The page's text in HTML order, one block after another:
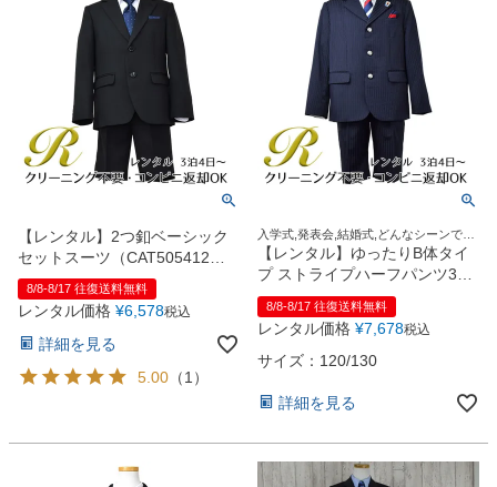
【レンタル】2つ釦ベーシック
セットスーツ（CAT505412）
120cm
8/8-8/17 往復送料無料
レンタル価格 ¥6,578税込
詳細を見る
5.00 （1 ）
入学式,発表会,結婚式,どんなシーンでも
この1着でOK！
【レンタル】ゆったりB体タイ
プ ストライプハーフパンツ3つ
ボタンセットスーツ6点セット
【JFA SAMURAI BLUE】
（CAT375495）120・130cm
8/8-8/17 往復送料無料
レンタル価格 ¥7,678税込
サイズ：120/130
詳細を見る